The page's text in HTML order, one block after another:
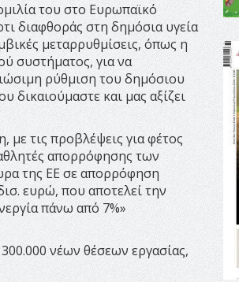
του στο Ευρωπαϊκό
διαφθοράς στη δημόσια υγεία
μεταρρυθμίσεις, όπως η
συστήματος, για να
ρύθμιση του δημόσιου
δικαιούμαστε και μας αξίζει
τις προβλέψεις για φέτος
απορρόφησης των
της ΕΕ σε απορρόφηση
ευρώ, που αποτελεί την
πάνω από 7%»
νέων θέσεων εργασίας,